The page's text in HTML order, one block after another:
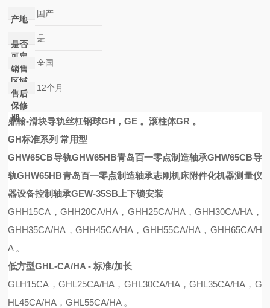
产地
国产
是否
可定
制
是
销售
区域
全国
售后
保修
期
12个月
鼎翰-滑块导轨丝杠钢球GH，GE 。滚柱体GR 。
GH标准系列 常用型
GHW65CB导轨GHW65HB青岛百一零点制造轴承GHW65CB导
轨GHW65HB青岛百一零点制造轴承志刚机床附件化机器测量仪
器设备控制轴承GEW-35SB上下锁安装
GHH15CA ，GHH20CA/HA ， GHH25CA/HA，GHH30CA/HA ，
GHH35CA/HA ，GHH45CA/HA ， GHH55CA/HA， GHH65CA/H
A 。
低方型GHL-CA/HA - 标准/加长
GL H15CA ， GHL 25CA/HA， GHL 30CA/HA，GHL35CA/HA ， G
HL45CA/HA ，GHL 55CA/HA 。